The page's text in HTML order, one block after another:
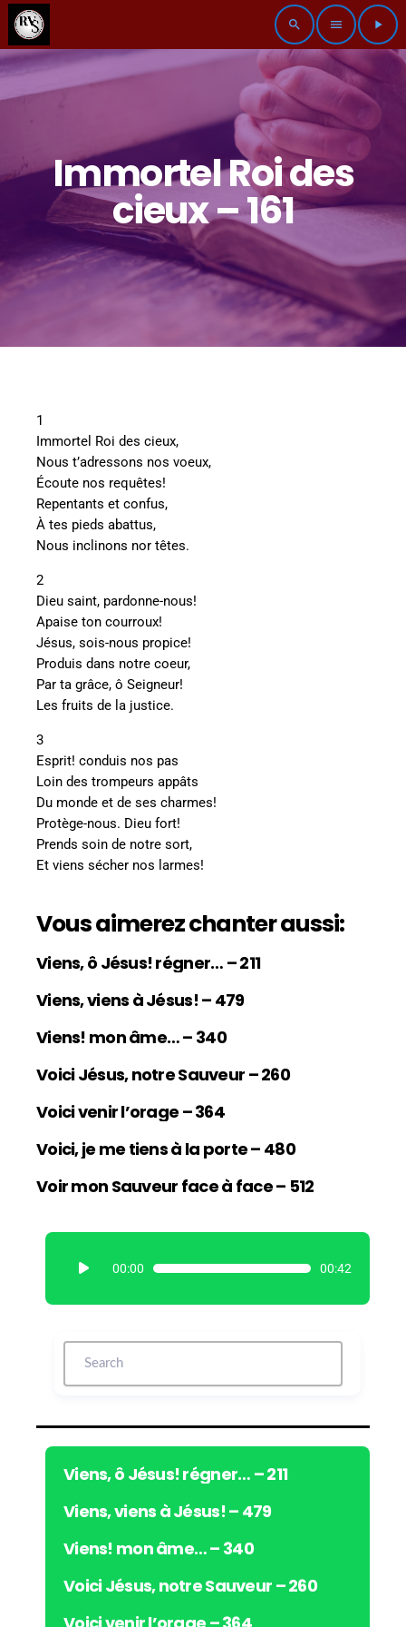
search menu play_arrow
Immortel Roi des
cieux – 161
1
Immortel Roi des cieux,
Nous t’adressons nos voeux,
Écoute nos requêtes!
Repentants et confus,
À tes pieds abattus,
Nous inclinons nor têtes.
2
Dieu saint, pardonne-nous!
Apaise ton courroux!
Jésus, sois-nous propice!
Produis dans notre coeur,
Par ta grâce, ô Seigneur!
Les fruits de la justice.
3
Esprit! conduis nos pas
Loin des trompeurs appâts
Du monde et de ses charmes!
Protège-nous. Dieu fort!
Prends soin de notre sort,
Et viens sécher nos larmes!
Vous aimerez chanter aussi:
Viens, ô Jésus! régner… – 211
Viens, viens à Jésus! – 479
Viens! mon âme… – 340
Voici Jésus, notre Sauveur – 260
Voici venir l’orage – 364
Voici, je me tiens à la porte – 480
Voir mon Sauveur face à face – 512
c
e
r
u
d
i
00:00 00:42
Viens, ô Jésus! régner… – 211
Viens, viens à Jésus! – 479
Viens! mon âme… – 340
Voici Jésus, notre Sauveur – 260